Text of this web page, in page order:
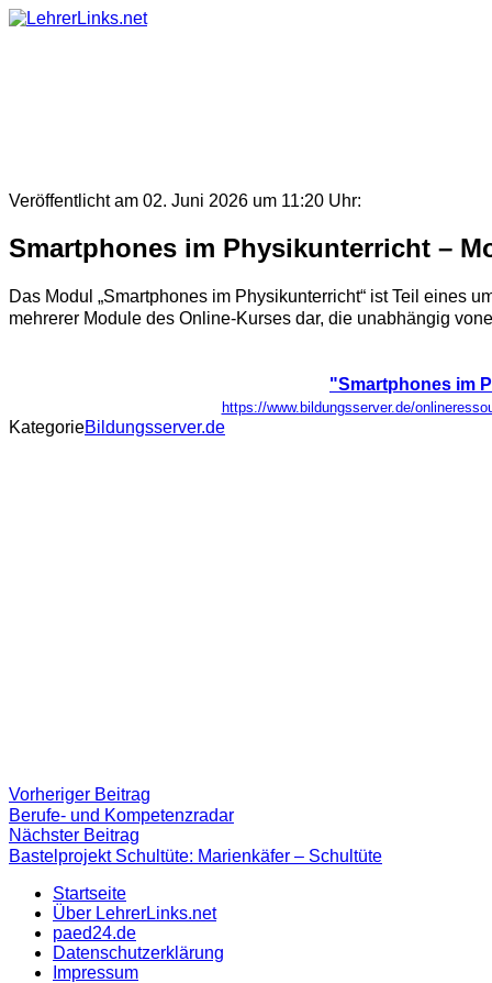
Skip
Veröffentlicht am 02. Juni 2026 um 11:20 Uhr:
Smartphones im Physikunterricht –
Das Modul „Smartphones im Physikunterricht“ ist Teil eines
mehrerer Module des Online-Kurses dar, die unabhängig
"Smartphones im
https://www.bildungsserver.de/
KategorieBildungsserver.de
Beitragsnavigation
Vorheriger Beitrag
Beitrag:
Berufe- und Kompetenzradar
Nächster Beitrag
Beitrag
Bastelprojekt Schultüte: Marienkäfer – Schultüte
Startseite
Über LehrerLinks.net
paed24.de
Datenschutzerklärung
Impressum